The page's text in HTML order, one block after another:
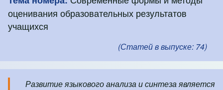
оценивания образовательных результатов
учащихся
(Статей в выпуске: 74)
Слайд-шоу
Slide 1 of 4
Развитие языкового анализа и синтеза является